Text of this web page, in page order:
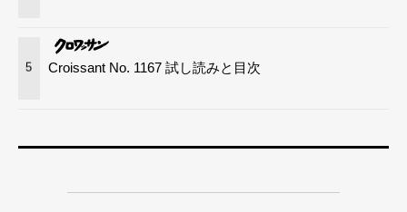
5 Croissant No. 1167 試し読みと目次